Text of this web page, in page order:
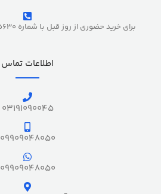
برای خرید حضوری از روز قبل با شماره 09192435630 هماهنگ کنید.
اطلاعات تماس
03191090045
09909048050
09909048050